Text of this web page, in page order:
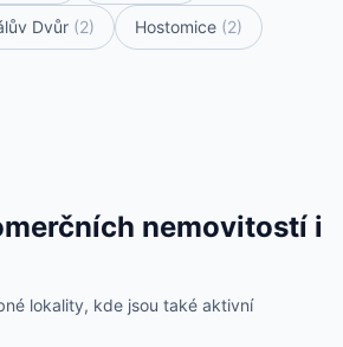
Dvůr (2) Hostomice (2)
nemovitostí i
lokality, kde jsou také aktivní